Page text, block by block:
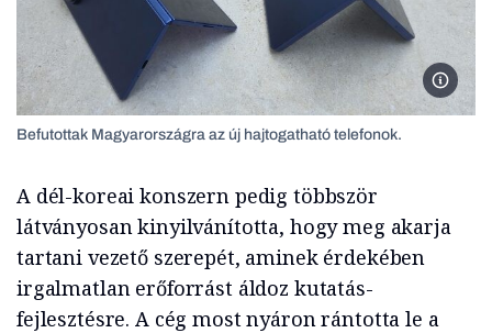
Befutottak Magyarországra az új hajtogatható telefonok.
A dél-koreai konszern pedig többször
látványosan kinyilvánította, hogy meg akarja
tartani vezető szerepét, aminek érdekében
irgalmatlan erőforrást áldoz kutatás-
fejlesztésre. A cég most nyáron rántotta le a